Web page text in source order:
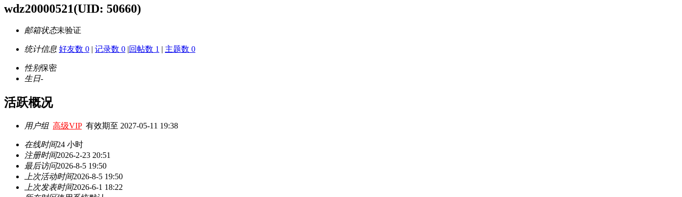
wdz20000521(UID: 50660)
邮箱状态未验证
统计信息 好友数 0 | 记录数 0 |回帖数 1 | 主题数 0
性别保密
生日-
活跃概况
用户组 高级VIP有效期至 2027-05-11 19:38
在线时间24 小时
注册时间2026-2-23 20:51
最后访问2026-8-5 19:50
上次活动时间2026-8-5 19:50
上次发表时间2026-6-1 18:22